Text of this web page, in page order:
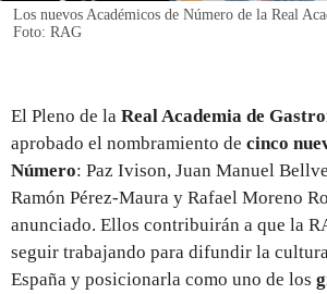
Los nuevos Académicos de Número de la Real
Foto: RAG
El Pleno de la Real Academia de
aprobado el nombramiento de cinco
Número: Paz Ivison, Juan Manuel
Ramón Pérez-Maura y Rafael Moreno
anunciado. Ellos contribuirán a que la
seguir trabajando para difundir la
España y posicionarla como uno de los